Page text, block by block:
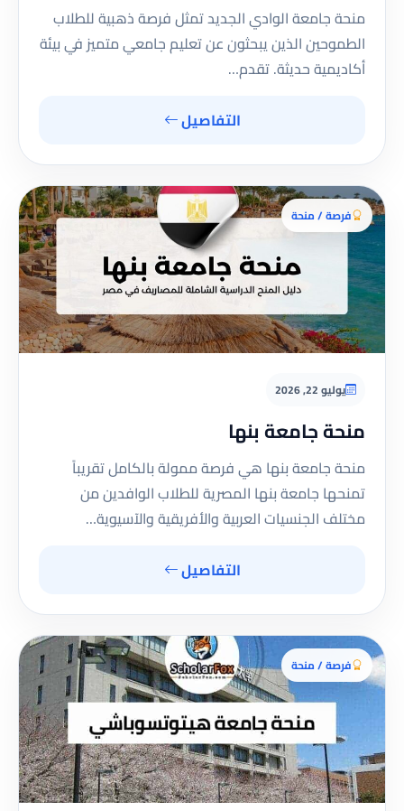
منحة جامعة الوادي الجديد تمثل فرصة ذهبية للطلاب
الطموحين الذين يبحثون عن تعليم جامعي متميز في بيئة
أكاديمية حديثة. تقدم…
التفاصيل
فرصة / منحة
يوليو 22, 2026
منحة جامعة بنها
منحة جامعة بنها هي فرصة ممولة بالكامل تقريباً
تمنحها جامعة بنها المصرية للطلاب الوافدين من
مختلف الجنسيات العربية والأفريقية والآسيوية…
التفاصيل
فرصة / منحة